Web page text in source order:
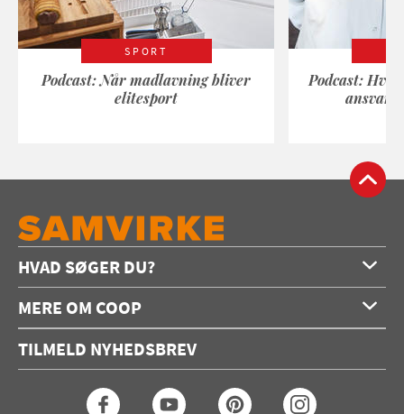
SPORT
Podcast: Når madlavning bliver
elitesport
Podcast:
HVAD SØGER DU?
Forside
Opskrifter
Konkurrencer
MERE OM COOP
Annoncering
Coop medlem
TILMELD NYHEDSBREV